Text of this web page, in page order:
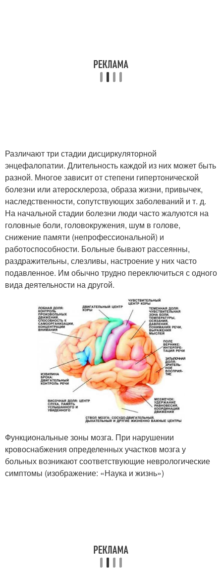
Различают три стадии дисциркуляторной
энцефалопатии. Длительность каждой из них может быть
разной. Многое зависит от степени гипертонической
болезни или атеросклероза, образа жизни, привычек,
наследственности, сопутствующих заболеваний и т. д.
На начальной стадии болезни люди часто жалуются на
головные боли, головокружения, шум в голове,
снижение памяти (непрофессиональной) и
работоспособности. Больные бывают рассеянны,
раздражительны, слезливы, настроение у них часто
подавленное. Им обычно трудно переключиться с одного
вида деятельности на другой.
Функциональные зоны мозга. При нарушении
кровоснабжения определенных участков мозга у
больных возникают соответствующие неврологические
симптомы (изображение: «Наука и жизнь»)